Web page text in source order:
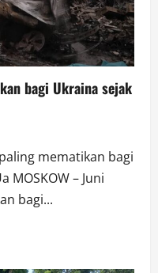
bagi Ukraina sejak
mematikan bagi
MOSKOW – Juni
bagi...